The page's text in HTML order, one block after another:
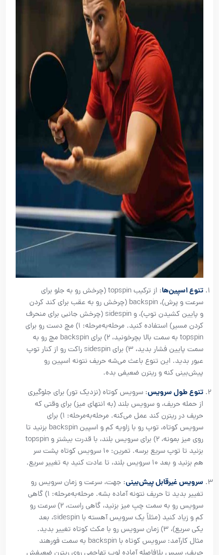
تنوع اسپین‌ها
: از ترکیب topspin (چرخش رو به جلو برای
سرعت و پرش)، backspin (چرخش رو به عقب برای کند کردن
و پایین کشیدن توپ)، و sidespin (چرخش جانبی برای منحرف
کردن مسیر) استفاده کنید. مرحله‌به‌مرحله: ۱) مچ دست رو برای
topspin به سمت بالا بچرخونید، ۲) برای backspin مچ رو به
سمت پایین فشار بدید، ۳) برای sidespin راکت رو از کنار توپ
عبور بدید. این تنوع باعث می‌شه حریف نتونه اسپین رو
پیش‌بینی کنه و ریترن ضعیفی بده.
تنوع طول سرویس: سرویس کوتاه (نزدیک تور) برای جلوگیری
از حمله حریف، و سرویس بلند (به انتهای میز) برای وقتی که
حریف در ریترن کند عمل می‌کنه. مرحله‌به‌مرحله: ۱) برای
سرویس کوتاه، توپ رو با زاویه کم و اسپین backspin بزنید تا
روی میز بمونه، ۲) برای سرویس بلند، با قدرت بیشتر و topspin
بزنید تا توپ سریع برسه. تمرین: ۱۰ سرویس کوتاه پشت سر
هم بزنید و بعد ۱۰ سرویس بلند، تا عادت کنید به تغییر سریع.
سرویس غیرقابل پیش‌بینی: جهت، سرعت و زمان سرویس رو
تغییر بدید تا حریف نتونه آماده بشه. مرحله‌به‌مرحله: ۱) گاهی
سرویس رو به سمت چپ میز بزنید، گاهی راست، ۲) سرعت رو
کم و زیاد کنید (مثلاً یک سرویس آهسته با sidespin، بعد
یکی سریع)، ۳) زمان سرویس رو با مکث کوتاه تغییر بدید.
مثال کارآمد: سرویس کوتاه با backspin به سمت فورهند